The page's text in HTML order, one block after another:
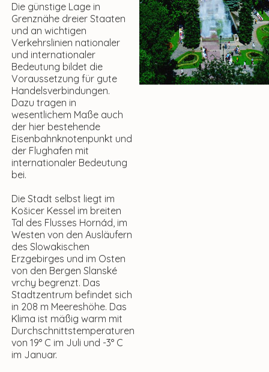
Die günstige Lage in
Grenznähe dreier Staaten
und an wichtigen
Verkehrslinien nationaler
und internationaler
Bedeutung bildet die
Voraussetzung für gute
Handelsverbindungen.
Dazu tragen in
wesentlichem Maße auch
der hier bestehende
Eisenbahnknotenpunkt und
der Flughafen mit
internationaler Bedeutung
bei.
Die Stadt selbst liegt im
Košicer Kessel im breiten
Tal des Flusses Hornád, im
Westen von den Ausläufern
des Slowakischen
Erzgebirges und im Osten
von den Bergen Slanské
vrchy begrenzt. Das
Stadtzentrum befindet sich
in 208 m Meereshöhe. Das
Klima ist mäßig warm mit
Durchschnittstemperaturen
von 19° C im Juli und -3° C
im Januar.